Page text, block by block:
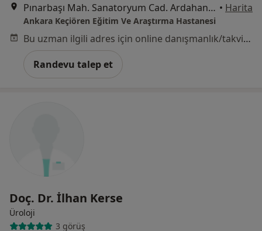
Pınarbaşı Mah. Sanatoryum Cad. Ardahan Sok. No:25, Ankara • Harita
Ankara Keçiören Eğitim Ve Araştırma Hastanesi
Bu uzman ilgili adres için online danışmanlık/takvim sunmuyor.
Randevu talep et
Doç. Dr. İlhan Kerse
Üroloji
3 görüş